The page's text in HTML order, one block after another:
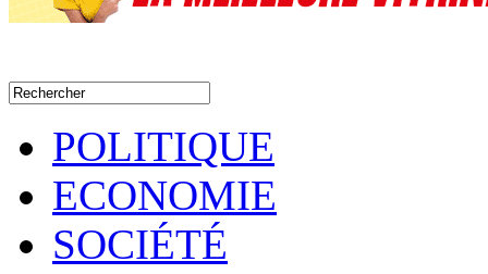
POLITIQUE
ECONOMIE
SOCIÉTÉ